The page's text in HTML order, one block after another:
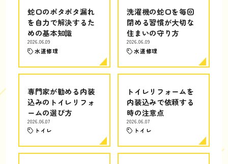
蛇口のポタポタ漏れ
を自力で解決するた
めの基本知識
2026.06.09
水道修理
洗濯機の蛇口を毎回
閉める習慣が大切な
住まいの守り方
2026.06.09
水道修理
専門家が勧める内装
込みのトイレリフォ
ームの選び方
2026.06.07
トイレ
トイレリフォームを
内装込みで依頼する
時の注意点
2026.06.07
トイレ